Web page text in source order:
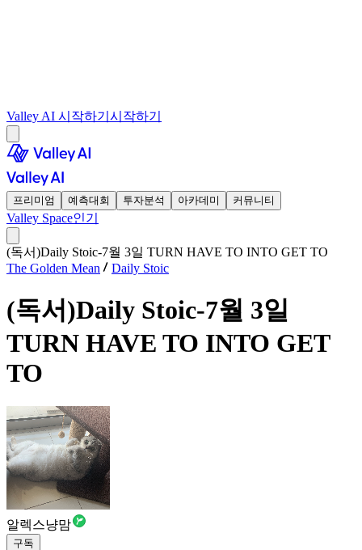
Valley AI 시작하기 시작하기
프리미엄 예측대회 투자분석 아카데미 커뮤니티
Valley Space인기
(독서)Daily Stoic-7월 3일 TURN HAVE TO INTO GET TO
The Golden Mean
Daily Stoic
(독서)Daily Stoic-7월 3일
TURN HAVE TO INTO GET
TO
알렉스냥맘
구독